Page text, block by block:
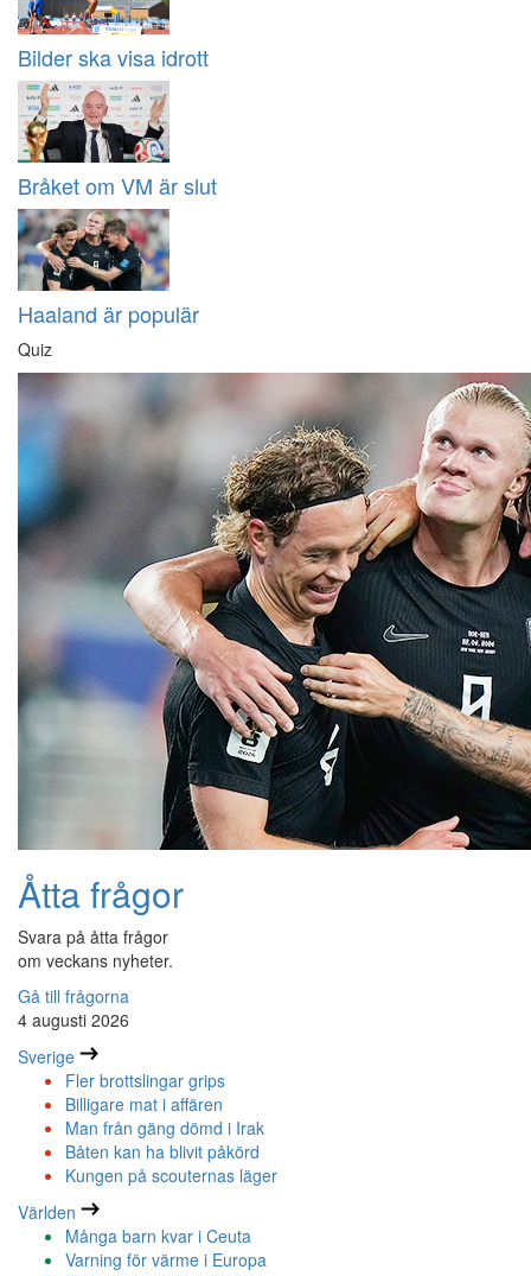
Bilder ska visa idrott
Bråket om VM är slut
Haaland är populär
Quiz
Åtta frågor
Svara på åtta frågor
om veckans nyheter.
Gå till frågorna
4 augusti 2026
Sverige
Fler brottslingar grips
Billigare mat i affären
Man från gäng dömd i Irak
Båten kan ha blivit påkörd
Kungen på scouternas läger
Världen
Många barn kvar i Ceuta
Varning för värme i Europa